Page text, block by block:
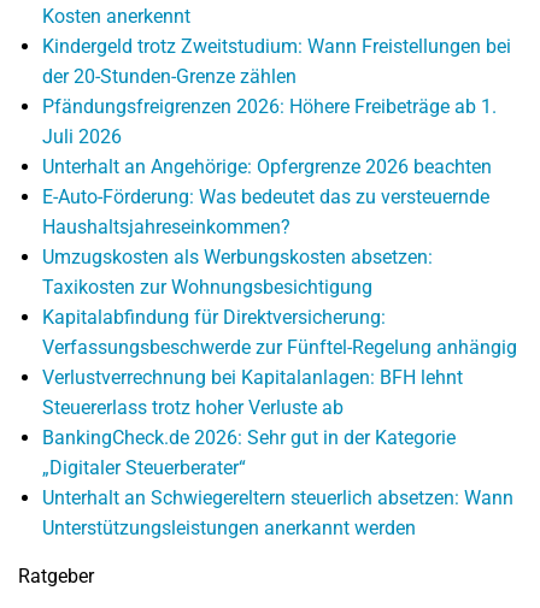
Kosten anerkennt
Kindergeld trotz Zweitstudium: Wann Freistellungen bei
der 20-Stunden-Grenze zählen
Pfändungsfreigrenzen 2026: Höhere Freibeträge ab 1.
Juli 2026
Unterhalt an Angehörige: Opfergrenze 2026 beachten
E-Auto-Förderung: Was bedeutet das zu versteuernde
Haushaltsjahreseinkommen?
Umzugskosten als Werbungskosten absetzen:
Taxikosten zur Wohnungsbesichtigung
Kapitalabfindung für Direktversicherung:
Verfassungsbeschwerde zur Fünftel-Regelung anhängig
Verlustverrechnung bei Kapitalanlagen: BFH lehnt
Steuererlass trotz hoher Verluste ab
BankingCheck.de 2026: Sehr gut in der Kategorie
„Digitaler Steuerberater“
Unterhalt an Schwiegereltern steuerlich absetzen: Wann
Unterstützungsleistungen anerkannt werden
Ratgeber